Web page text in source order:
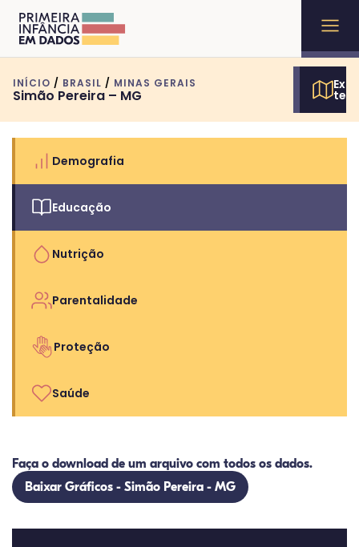
INÍCIO / BRASIL / MINAS GERAIS
Simão Pereira – MG
Demografia
Educação
Nutrição
Parentalidade
Proteção
Saúde
Faça o download de um arquivo com todos os dados.
Baixar Gráficos - Simão Pereira - MG